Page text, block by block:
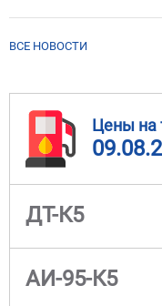
ВСЕ НОВОСТИ
Цены на
ДТ-К5
АИ-95-К5